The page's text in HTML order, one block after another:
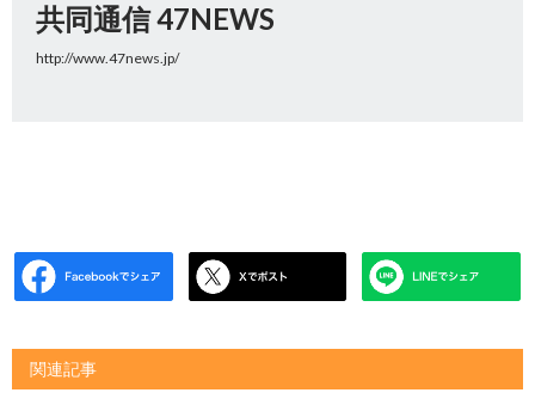
共同通信 47NEWS
http://www.47news.jp/
関連記事